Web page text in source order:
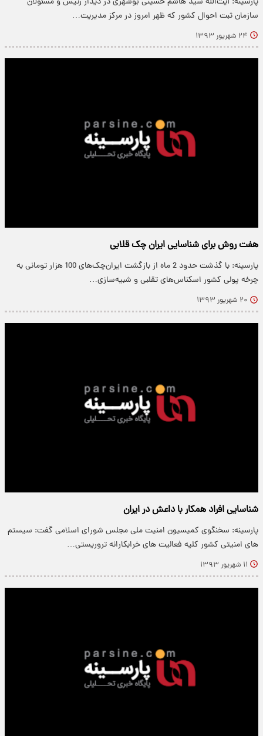
سازمان ثبت احوال کشور که ظهر امروز در مرکز مدیریت…
۲۴ شهریور ۱۳۹۳
هفت روش برای شناسایی ایران چک قلابی
پارسینه: با گذشت حدود 2 ماه از بازگشت ایران‌چک‌های 100 هزار تومانی به
چرخه پولی کشور اسکناس‌های تقلبی و شبیه‌سازی…
۲۰ شهریور ۱۳۹۳
شناسایی افراد همکار با داعش در ایران
پارسینه: سخنگوی کمیسیون امنیت ملی مجلس شورای اسلامی گفت: سیستم
های امنیتی کشور کلیه فعالیت های خرابکارانه تروریستی…
۱۱ شهریور ۱۳۹۳